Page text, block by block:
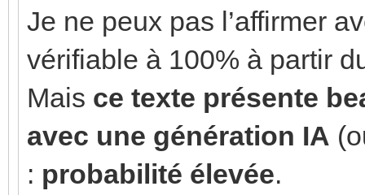
Je ne peux pas l’affirmer
vérifiable à 100% à partir
Mais ce texte présente
avec une génération IA
: probabilité élevée.